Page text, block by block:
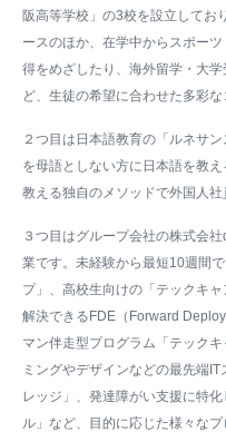
阪高等学校」の3校を設立してお
ースのほか、在学中からスポー
得をめざしたり、海外留学・大
ど、生徒の希望に合わせた多彩な
２つ目は日本語教育の「ルネサ
を母語としない方に日本語を教
教える独自のメソッドで外国人
３つ目はグループ会社の株式会
業です。未経験から最短10週間
プ」、高校生向けの「テックキ
解決できるFDE（Forward
マン伴走型プログラム「テック
ミングやデザインなどの最先端
レッジ」、発達障がい支援に特
ル」など、目的に応じた様々な